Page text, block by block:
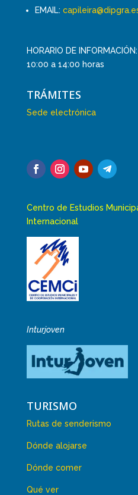
EMAIL:
HORARIO DE
10:00 a 14:00 horas
TRÁMITES
Sede electrónica
Centro de Estudios
Internacional
Inturjoven
TURISMO
Rutas de senderismo
Dónde alojarse
Dónde comer
Qué ver